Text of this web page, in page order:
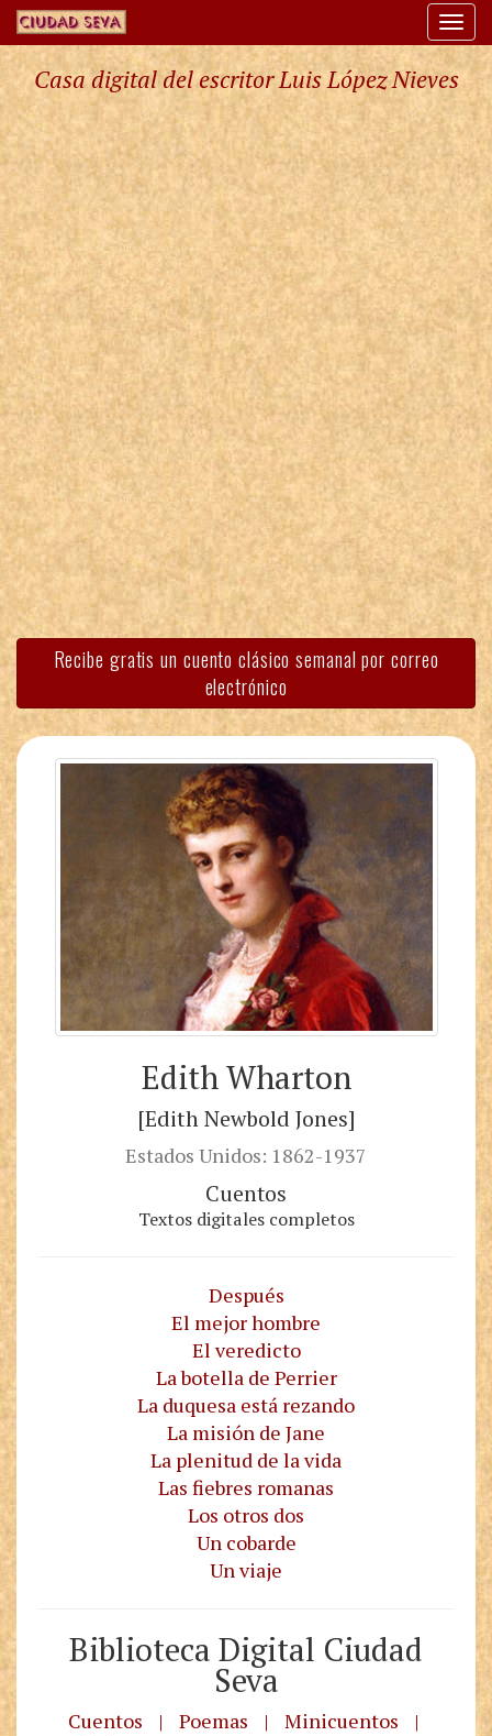
Casa digital del escritor Luis López Nieves
Recibe gratis un cuento clásico semanal por correo
electrónico
Edith Wharton
[Edith Newbold Jones]
Estados Unidos: 1862-1937
Cuentos
Textos digitales completos
Después
El mejor hombre
El veredicto
La botella de Perrier
La duquesa está rezando
La misión de Jane
La plenitud de la vida
Las fiebres romanas
Los otros dos
Un cobarde
Un viaje
Biblioteca Digital Ciudad
Seva
Cuentos | Poemas | Minicuentos
|